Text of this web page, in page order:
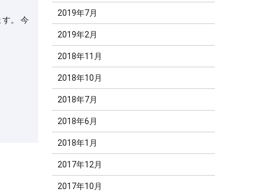
。 今
2019年7月
2019年2月
2018年11月
2018年10月
2018年7月
2018年6月
2018年1月
2017年12月
2017年10月